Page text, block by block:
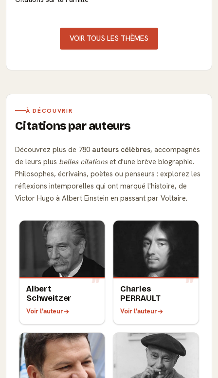
VOIR TOUS LES THÈMES
À DÉCOUVRIR
Citations par auteurs
Découvrez plus de 780 auteurs célèbres, accompagnés
de leurs plus belles citationset d'une brève biographie.
Philosophes, écrivains, poètes ou penseurs : explorez les
réflexions intemporelles qui ont marqué l'histoire, de
Victor Hugo à Albert Einstein en passant par Voltaire.
Albert
Schweitzer
Voir l'auteur
Charles
PERRAULT
Voir l'auteur